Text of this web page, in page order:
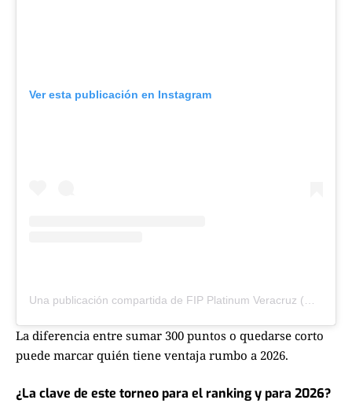
Ver esta publicación en Instagram
La diferencia entre sumar 300 puntos o quedarse corto
puede marcar quién tiene ventaja rumbo a 2026.
¿La clave de este torneo para el ranking y para 2026?